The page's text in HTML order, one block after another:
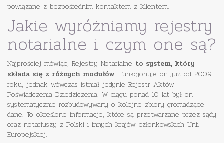
powiązane z bezpośrednim kontaktem z klientem.
Jakie wyróżniamy rejestry
notarialne i czym one są?
Najprościej mówiąc, Rejestry Notarialne to system, który
składa się z różnych modułów. Funkcjonuje on już od 2009
roku, jednak wówczas istniał jedynie Rejestr Aktów
Poświadczenia Dziedziczenia. W ciągu ponad 10 lat był on
systematycznie rozbudowywany o kolejne zbiory gromadzące
dane. To określone informacje, które są przetwarzane przez sądy
oraz notariuszy z Polski i innych krajów członkowskich Unii
Europejskiej.